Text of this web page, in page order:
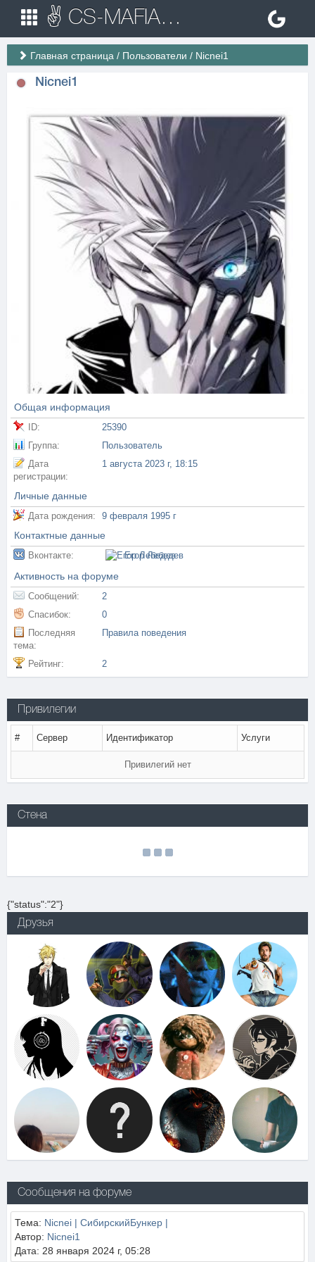
✌ CS-MAFIA.RU ✌ Игровые сервера Counter Strike 1.6
Главная страница / Пользователи / Nicnei1
Nicnei1
Общая информация
ID:
25390
Группа:
Пользователь
Дата
регистрации:
1 августа 2023 г, 18:15
Личные данные
Дата рождения: 9 февраля 1995 г
Контактные данные
Вконтакте: Егор Лебедев
Активность на форуме
Сообщений:
2
Спасибок:
0
Последняя
тема:
Правила поведения
Рейтинг: 2
Привилегии
# Сервер Идентификатор Услуги
Привилегий нет
Стена
{"status":"2"}
Друзья
Сообщения на форуме
Тема: Nicnei | СибирскийБункер |
Автор: Nicnei1
Дата: 28 января 2024 г, 05:28